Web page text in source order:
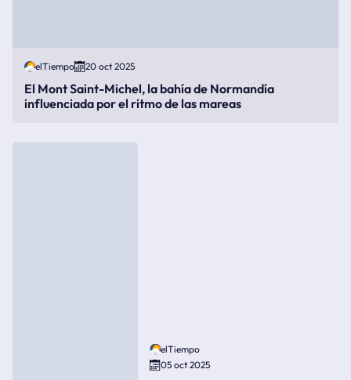
elTiempo 20 oct 2025
El Mont Saint-Michel, la bahía de Normandía
influenciada por el ritmo de las mareas
elTiempo
05 oct 2025